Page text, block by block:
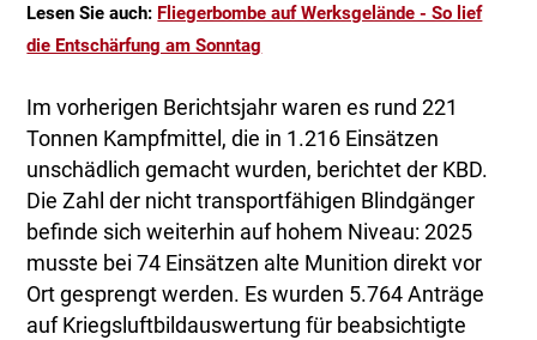
Lesen Sie auch: Fliegerbombe auf Werksgelände - So lief
die Entschärfung am Sonntag
Im vorherigen Berichtsjahr waren es rund 221
Tonnen Kampfmittel, die in 1.216 Einsätzen
unschädlich gemacht wurden, berichtet der KBD.
Die Zahl der nicht transportfähigen Blindgänger
befinde sich weiterhin auf hohem Niveau: 2025
musste bei 74 Einsätzen alte Munition direkt vor
Ort gesprengt werden. Es wurden 5.764 Anträge
auf Kriegsluftbildauswertung für beabsichtigte